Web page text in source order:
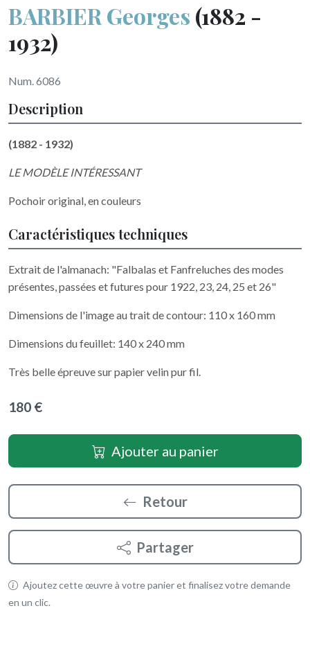
BARBIER Georges (1882 -
1932)
Num. 6086
Description
(1882 - 1932)
LE MODÈLE INTÉRESSANT
Pochoir original, en couleurs
Caractéristiques techniques
Extrait de l'almanach: "Falbalas et Fanfreluches des modes
présentes, passées et futures pour 1922, 23, 24, 25 et 26"
Dimensions de l'image au trait de contour: 110 x 160 mm
Dimensions du feuillet: 140 x 240 mm
Très belle épreuve sur papier velin pur fil.
180 €
Ajouter au panier
Retour
Partager
Ajoutez cette œuvre à votre panier et finalisez votre demande
en un clic.